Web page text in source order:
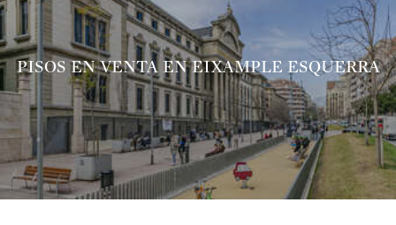
PISOS EN VENTA EN EIXAMPLE ESQUERRA